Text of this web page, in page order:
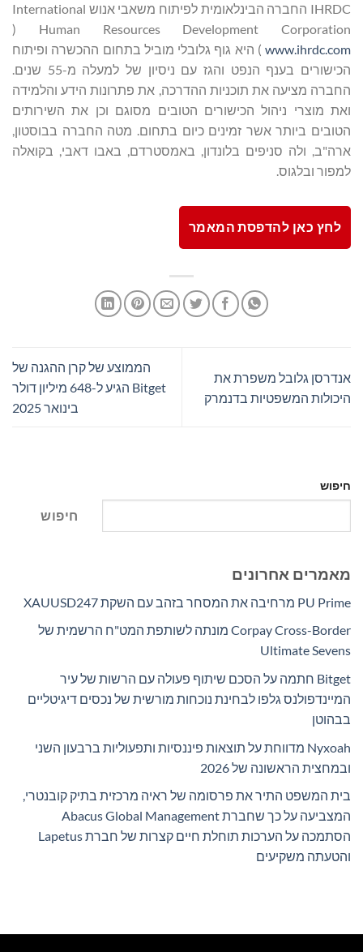
IHRDC החברה הבינלאומית לפיתוח משאבי אנוש International
Human Resources Development Corporation ‏(
www.ihrdc.com ) היא גוף גלובלי מוביל בתחום ההכשרה ופיתוח
הכישורים בענף הנפט והגז עם ניסיון של למעלה מ-55 שנים.
החברה מציעה את תוכניות ההדרכה, את פתרונות הידע והלמידה
ואת מוצרי ניהול הכישורים הטובים מסוגם וכן את השירותים
הטובים ביותר אשר זמינים כיום בתחום. מטה החברה בבוסטון,
ארה"ב, ולה סניפים בלונדון, באמסטרדם, באבו דאבי, בקואלה
למפור ובלגוס.
לחץ כאן להדפסת המאמר
אנדרסן גלובל משפרת את
היכולות המשפטיות בדנמרק
הממוצע של קרן ההגנה של
Bitget הגיע ל-648 מיליון דולר
בינואר 2025
חיפוש
חיפוש
מאמרים אחרונים
PU Prime מרחיבה את המסחר בזהב עם השקת XAUUSD247
Corpay Cross-Border מונתה לשותפת המט"ח הרשמית של
Ultimate Sevens
Bitget חתמה על הסכם שיתוף פעולה עם הרשות של עיר
המיינדפולנס גלפו לבחינת נוכחות מורשית של נכסים דיגיטליים
בבהוטן
Nyxoah מדווחת על תוצאות פיננסיות ותפעוליות ברבעון השני
ובמחצית הראשונה של 2026
בית המשפט התיר את פרסומה של ראיה מרכזית בתיק קובנטרי,
המצביעה על כך שחברת Abacus Global Management
הסתמכה על הערכות תוחלת חיים קצרות של חברת Lapetus
והטעתה משקיעים